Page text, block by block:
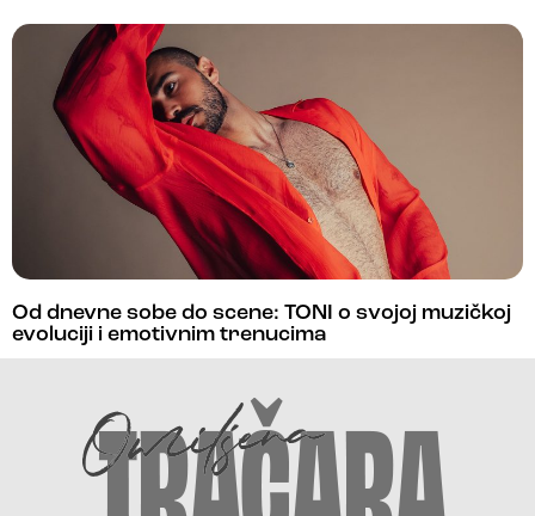
Od dnevne sobe do scene: TONI o svojoj muzičkoj
evoluciji i emotivnim trenucima